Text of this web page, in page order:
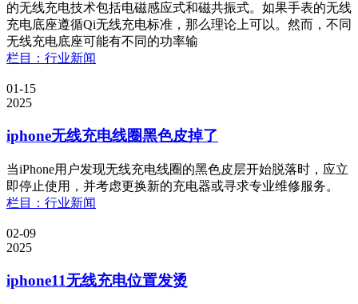
的无线充电技术包括电磁感应式和磁共振式。如果手表的无线
充电底座遵循Qi无线充电标准，那么理论上可以。然而，不同
无线充电底座可能有不同的功率输
栏目：行业新闻
01-15
2025
iphone无线充电线圈黑色皮掉了
当iPhone用户发现无线充电线圈的黑色皮层开始脱落时，应立
即停止使用，并考虑更换新的充电器或寻求专业维修服务。
栏目：行业新闻
02-09
2025
iphone11无线充电位置发烫